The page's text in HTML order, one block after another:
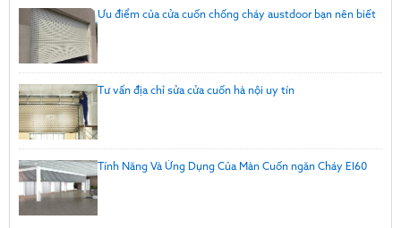
Ưu điểm của cửa cuốn chống cháy austdoor bạn nên biết
Tư vấn địa chỉ sửa cửa cuốn hà nội uy tín
Tính Năng Và Ứng Dụng Của Màn Cuốn ngăn Cháy EI60